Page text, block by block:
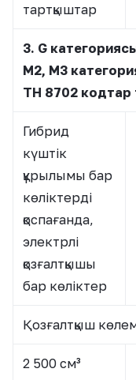
тартқыштар
3. G
М2, M3
ТН 8702 кодтар
Гибрид
күштік
құрылымы бар
көліктерді
қоспағанда,
электрлі
қозғалтқышы
бар көліктер
Қозғалтқыш
2 500 см³